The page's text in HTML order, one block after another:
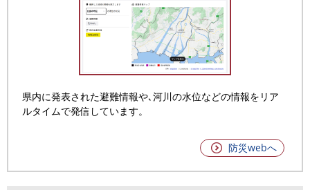
県内に発表された避難情報や､河川の水位などの情報をリア
ルタイムで発信しています。
防災webへ